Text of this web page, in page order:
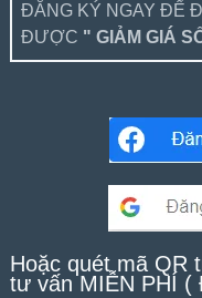
ĐĂNG KÝ NGAY ĐỂ
ĐƯỢC " GIẢM GIÁ
Hoặc quét mã QR
tư vấn MIỄN PHÍ (